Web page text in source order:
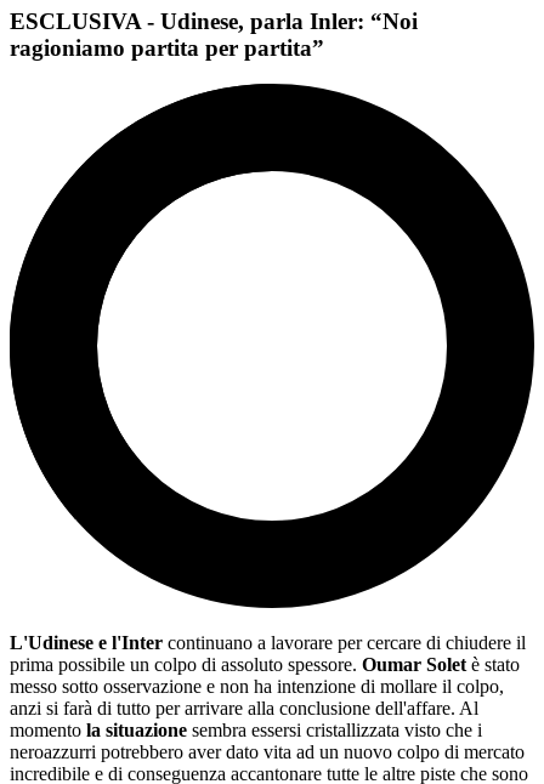
ESCLUSIVA - Udinese, parla Inler: “Noi
ragioniamo partita per partita”
L'Udinese e l'Inter continuano a lavorare per cercare di chiudere il
prima possibile un colpo di assoluto spessore. Oumar Solet è stato
messo sotto osservazione e non ha intenzione di mollare il colpo,
anzi si farà di tutto per arrivare alla conclusione dell'affare. Al
momento la situazione sembra essersi cristallizzata visto che i
neroazzurri potrebbero aver dato vita ad un nuovo colpo di mercato
incredibile e di conseguenza accantonare tutte le altre piste che sono